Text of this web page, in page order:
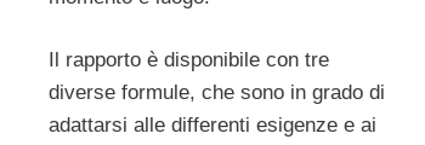
Il rapporto è disponibile con tre
diverse formule, che sono in grado di
adattarsi alle differenti esigenze e ai